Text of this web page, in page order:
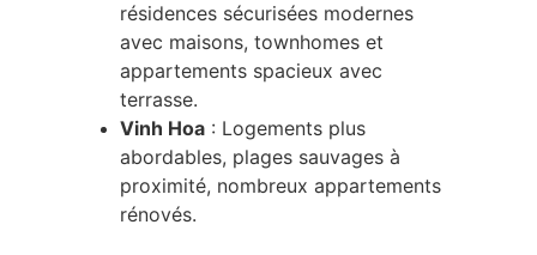
résidences sécurisées modernes
avec maisons, townhomes et
appartements spacieux avec
terrasse.
Vinh Hoa : Logements plus
abordables, plages sauvages à
proximité, nombreux appartements
rénovés.